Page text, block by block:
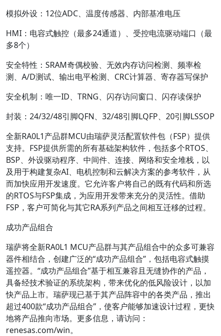
模拟外设：12位ADC、温度传感器、内部基准电压
HMI：电容式触控（最多24通道）、受控电流驱动端口（最
多8个）
安全特性：SRAM奇偶校验、无效内存访问检测、频率检
测、A/D测试、输出电平检测、CRC计算器、寄存器写保护
安全机制：唯一ID、TRNG、闪存访问窗口、闪存读保护
封装：24/32/48引脚QFN、32/48引脚LQFP、20引脚LSSOP
全新RA0L1产品群MCU由瑞萨灵活配置软件包（FSP）提供
支持。FSP提供所需的所有基础架构软件，包括多个RTOS、
BSP、外设驱动程序、中间件、连接、网络和安全堆栈，以
及用于构建复杂AI、电机控制和云解决方案的参考软件，从
而加快应用开发速度。它允许客户将自己的既有代码和所选
的RTOS与FSP集成，为应用开发带来充分的灵活性。借助
FSP，客户可简化与其它RA系列产品之间相互迁移的过程。
成功产品组合
瑞萨将全新RA0L1 MCU产品群与其产品组合中的众多可兼容
器件相结合，创建广泛的“成功产品组合”，包括电容式触摸
遥控器。“成功产品组合”基于相互兼容且无缝协作的产品，
具备经技术验证的系统架构，带来优化的低风险设计，以加
快产品上市。瑞萨现已基于其产品阵容中的各类产品，推出
超过400款“成功产品组合”，使客户能够加速设计过程，更快
地将产品推向市场。更多信息，请访问：
renesas.com/win。